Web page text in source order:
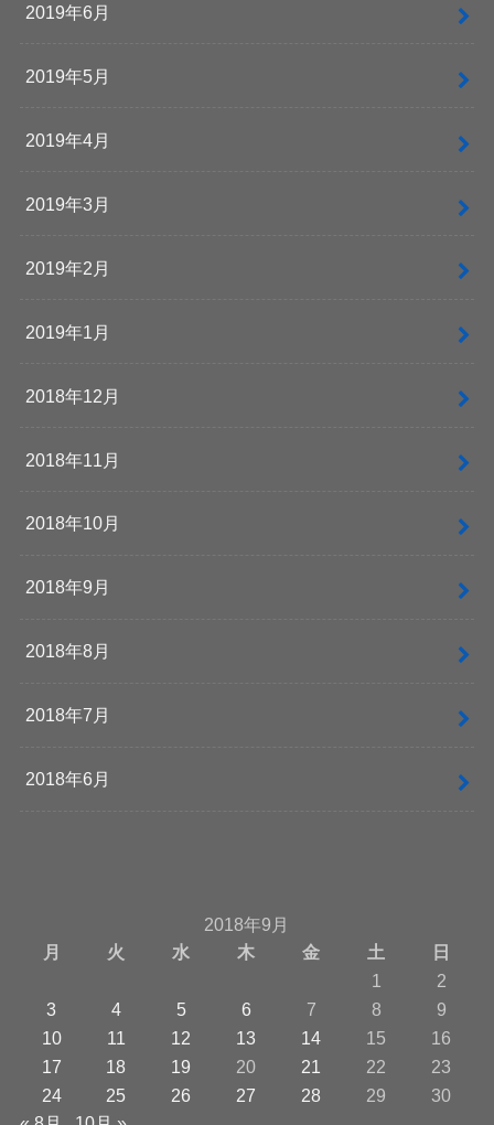
2019年6月
2019年5月
2019年4月
2019年3月
2019年2月
2019年1月
2018年12月
2018年11月
2018年10月
2018年9月
2018年8月
2018年7月
2018年6月
2018年9月
月
火 水 木 金 土
日
1
2
3
4 5 6 7 8
9
10
11 12 13 14 15
16
17
18 19 20 21 22
23
24
25 26 27 28 29
30